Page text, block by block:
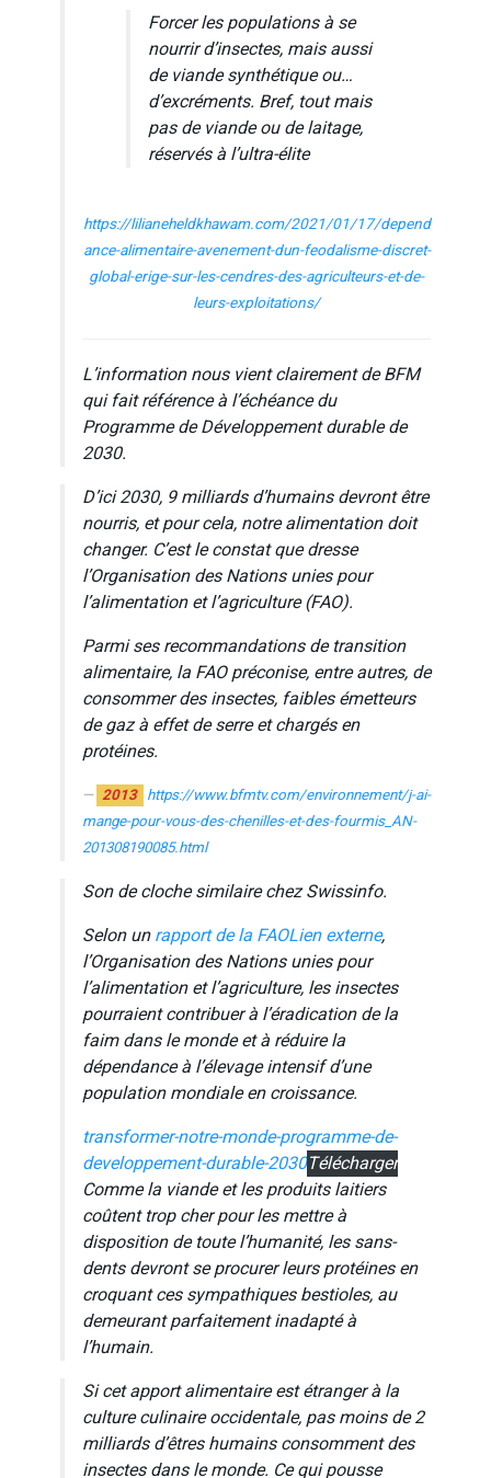
Forcer les populations à se
nourrir d’insectes, mais aussi
de viande synthétique ou…
d’excréments. Bref, tout mais
pas de viande ou de laitage,
réservés à l’ultra-élite
https://lilianeheldkhawam.com/2021/01/17/depend
ance-alimentaire-avenement-dun-feodalisme-discret-
global-erige-sur-les-cendres-des-agriculteurs-et-de-
leurs-exploitations/
L’information nous vient clairement de BFM
qui fait référence à l’échéance du
Programme de Développement durable de
2030.
D’ici 2030, 9 milliards d’humains devront être
nourris, et pour cela, notre alimentation doit
changer. C’est le constat que dresse
l’Organisation des Nations unies pour
l’alimentation et l’agriculture (FAO).
Parmi ses recommandations de transition
alimentaire, la FAO préconise, entre autres, de
consommer des insectes, faibles émetteurs
de gaz à effet de serre et chargés en
protéines.
2013 https://www.bfmtv.com/environnement/j-ai-
mange-pour-vous-des-chenilles-et-des-fourmis_AN-
201308190085.html
Son de cloche similaire chez Swissinfo.
Selon unrapport de la FAOLien externe,
l’Organisation des Nations unies pour
l’alimentation et l’agriculture, les insectes
pourraient contribuer à l’éradication de la
faim dans le monde et à réduire la
dépendance à l’élevage intensif d’une
population mondiale en croissance.
transformer-notre-monde-programme-de-
developpement-durable-2030Télécharger
Comme la viande et les produits laitiers
coûtent trop cher pour les mettre à
disposition de toute l’humanité, les sans-
dents devront se procurer leurs protéines en
croquant ces sympathiques bestioles, au
demeurant parfaitement inadapté à
l’humain.
Si cet apport alimentaire est étranger à la
culture culinaire occidentale, pas moins de 2
milliards d’êtres humains consomment des
insectes dans le monde. Ce qui pousse